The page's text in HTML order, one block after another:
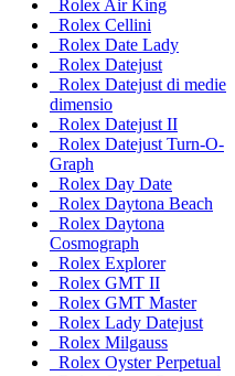
Rolex Air King
Rolex Cellini
Rolex Date Lady
Rolex Datejust
Rolex Datejust di medie
dimensio
Rolex Datejust II
Rolex Datejust Turn-O-
Graph
Rolex Day Date
Rolex Daytona Beach
Rolex Daytona
Cosmograph
Rolex Explorer
Rolex GMT II
Rolex GMT Master
Rolex Lady Datejust
Rolex Milgauss
Rolex Oyster Perpetual